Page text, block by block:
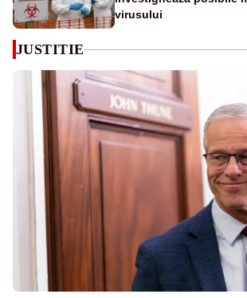
virusului
JUSTITIE